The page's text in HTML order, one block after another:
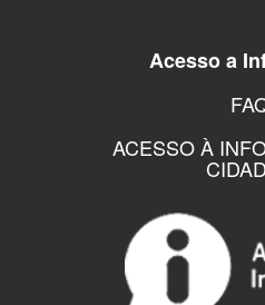
Acesso a
ACESSO À